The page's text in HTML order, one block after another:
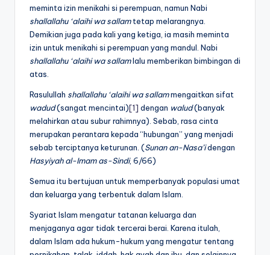
meminta izin menikahi si perempuan, namun Nabi
shallallahu ‘alaihi wa sallamtetap melarangnya.
Demikian juga pada kali yang ketiga, ia masih meminta
izin untuk menikahi si perempuan yang mandul. Nabi
shallallahu ‘alaihi wa sallamlalu memberikan bimbingan di
atas.
Rasulullah shallallahu ‘alaihi wa sallammengaitkan sifat
wadud(sangat mencintai)[1] dengan walud(banyak
melahirkan atau subur rahimnya). Sebab, rasa cinta
merupakan perantara kepada “hubungan” yang menjadi
sebab terciptanya keturunan. (Sunan an-Nasa’idengan
Hasyiyah al-Imam as-Sindi, 6/66)
Semua itu bertujuan untuk memperbanyak populasi umat
dan keluarga yang terbentuk dalam Islam.
Syariat Islam mengatur tatanan keluarga dan
menjaganya agar tidak tercerai berai. Karena itulah,
dalam Islam ada hukum-hukum yang mengatur tentang